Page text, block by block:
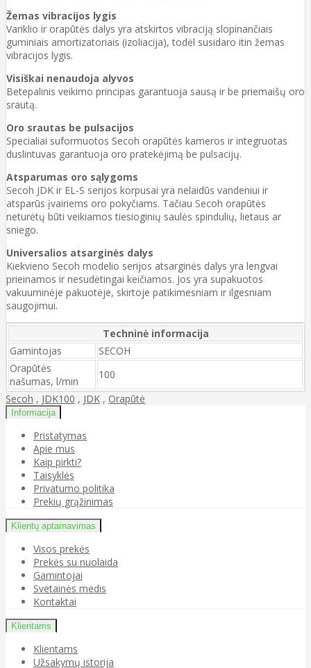
Žemas vibracijos lygis
Variklio ir orapūtės dalys yra atskirtos vibraciją slopinančiais
guminiais amortizatoriais (izoliacija), todėl susidaro itin žemas
vibracijos lygis.
Visiškai nenaudoja alyvos
Betepalinis veikimo principas garantuoja sausą ir be priemaišų oro
srautą.
Oro srautas be pulsacijos
Specialiai suformuotos Secoh orapūtės kameros ir integruotas
duslintuvas garantuoja oro pratekėjimą be pulsacijų.
Atsparumas oro sąlygoms
Secoh JDK ir EL-S serijos korpusai yra nelaidūs vandeniui ir
atsparūs įvairiems oro pokyčiams. Tačiau Secoh orapūtės
neturėtų būti veikiamos tiesioginių saulės spindulių, lietaus ar
sniego.
Universalios atsarginės dalys
Kiekvieno Secoh modelio serijos atsarginės dalys yra lengvai
prieinamos ir nesudėtingai keičiamos. Jos yra supakuotos
vakuuminėje pakuotėje, skirtoje patikimesniam ir ilgesniam
saugojimui.
Techninė informacija
Gamintojas
SECOH
Orapūtės
našumas, l/min
100
Secoh , JDK100 , JDK , Orapūtė
Informacija
Pristatymas
Apie mus
Kaip pirkti?
Taisyklės
Privatumo politika
Prekių grąžinimas
Klientų aptarnavimas
Visos prekės
Prekės su nuolaida
Gamintojai
Svetainės medis
Kontaktai
Klientams
Klientams
Užsakymų istorija